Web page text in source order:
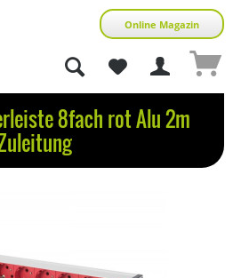
Online Magazin
8fach rot Alu 2m